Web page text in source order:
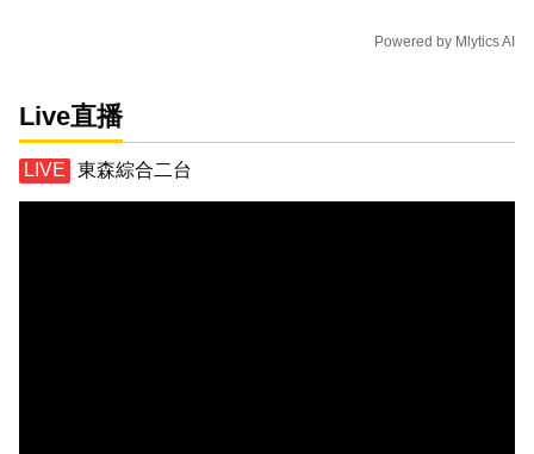
Powered by Mlytics AI
Live直播
東森綜合二台